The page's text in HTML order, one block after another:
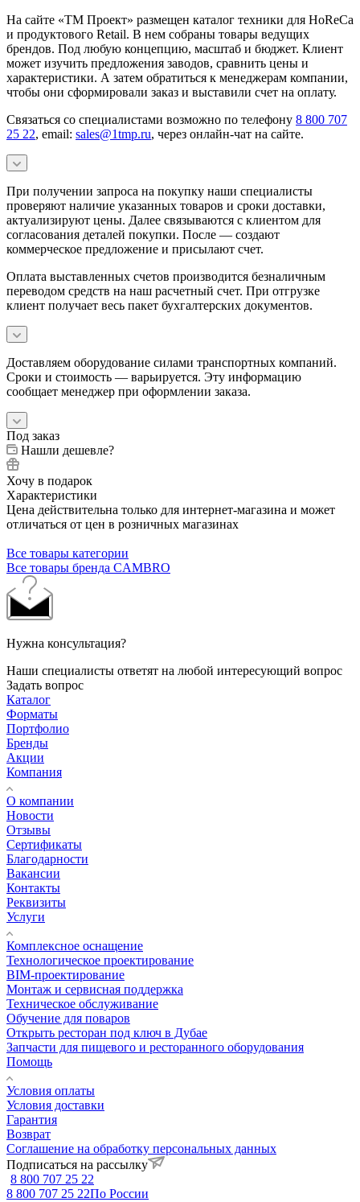
На сайте «ТМ Проект» размещен каталог техники для HoReCa
и продуктового Retail. В нем собраны товары ведущих
брендов. Под любую концепцию, масштаб и бюджет. Клиент
может изучить предложения заводов, сравнить цены и
характеристики. А затем обратиться к менеджерам компании,
чтобы они сформировали заказ и выставили счет на оплату.
Связаться со специалистами возможно по телефону 8 800 707
25 22, email: sales@1tmp.ru, через онлайн-чат на сайте.
При получении запроса на покупку наши специалисты
проверяют наличие указанных товаров и сроки доставки,
актуализируют цены. Далее связываются с клиентом для
согласования деталей покупки. После — создают
коммерческое предложение и присылают счет.
Оплата выставленных счетов производится безналичным
переводом средств на наш расчетный счет. При отгрузке
клиент получает весь пакет бухгалтерских документов.
Доставляем оборудование силами транспортных компаний.
Сроки и стоимость — варьируется. Эту информацию
сообщает менеджер при оформлении заказа.
Под заказ
Нашли дешевле?
Хочу в подарок
Характеристики
Цена действительна только для интернет-магазина и может
отличаться от цен в розничных магазинах
Все товары категории
Все товары бренда CAMBRO
Нужна консультация?
Наши специалисты ответят на любой интересующий вопрос
Задать вопрос
Каталог
Форматы
Портфолио
Бренды
Акции
Компания
О компании
Новости
Отзывы
Сертификаты
Благодарности
Вакансии
Контакты
Реквизиты
Услуги
Комплексное оснащение
Технологическое проектирование
BIM-проектирование
Монтаж и сервисная поддержка
Техническое обслуживание
Обучение для поваров
Открыть ресторан под ключ в Дубае
Запчасти для пищевого и ресторанного оборудования
Помощь
Условия оплаты
Условия доставки
Гарантия
Возврат
Соглашение на обработку персональных данных
Подписаться на рассылку
8 800 707 25 22
8 800 707 25 22По России